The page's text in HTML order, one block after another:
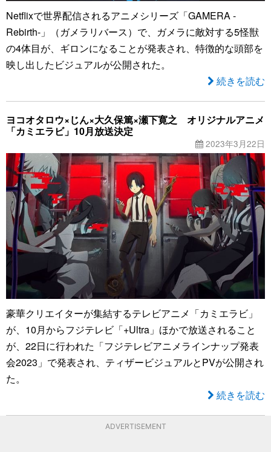
Netflixで世界配信されるアニメシリーズ「GAMERA -
Rebirth-」（ガメラリバース）で、ガメラに敵対する5怪獣
の4体目が、ギロンになることが発表され、特徴的な頭部を
映し出したビジュアルが公開された。
続きを読む
ヨコオタロウ×じん×大久保篤×瀬下寛之 オリジナルアニメ
「カミエラビ」10月放送決定
2023年3月22日
豪華クリエイターが集結するテレビアニメ「カミエラビ」
が、10月からフジテレビ「+Ultra」ほかで放送されること
が、22日に行われた「フジテレビアニメラインナップ発表
会2023」で発表され、ティザービジュアルとPVが公開され
た。
続きを読む
ADVERTISEMENT